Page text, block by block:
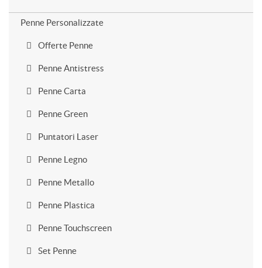
Penne Personalizzate
Offerte Penne
Penne Antistress
Penne Carta
Penne Green
Puntatori Laser
Penne Legno
Penne Metallo
Penne Plastica
Penne Touchscreen
Set Penne